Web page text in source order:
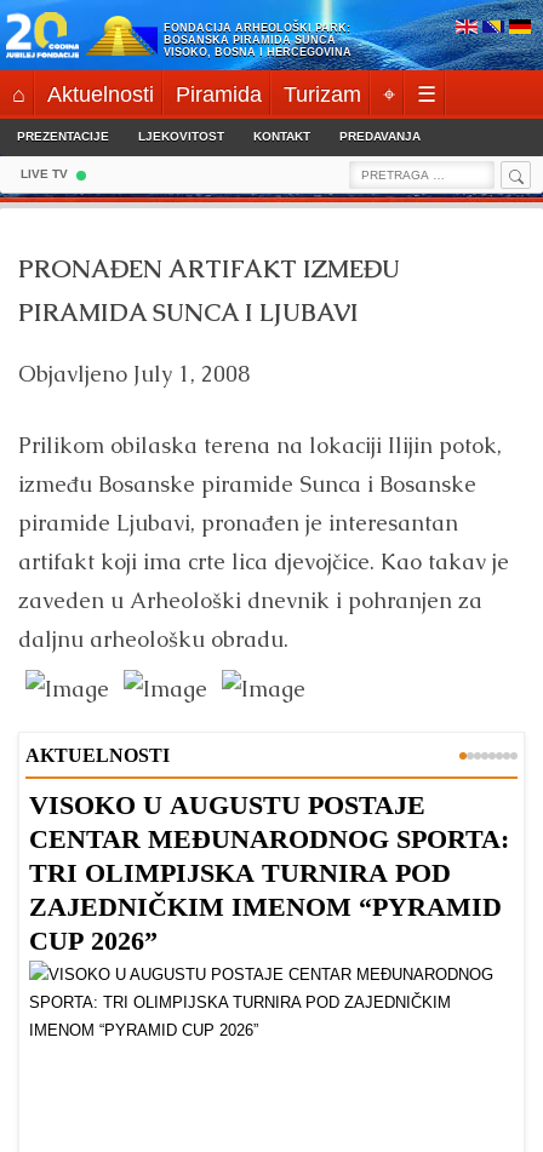
Skip
to
content
FONDACIJA ARHEOLOŠKI PARK:
BOSANSKA PIRAMIDA SUNCA
VISOKO, BOSNA I HERCEGOVINA
⌂ Aktuelnosti Piramida Turizam ⌖ ☰
PREZENTACIJE LJEKOVITOST KONTAKT PREDAVANJA
LIVE TV
Search
for:
PRONAĐEN ARTIFAKT IZMEĐU
PIRAMIDA SUNCA I LJUBAVI
Objavljeno July 1, 2008
Prilikom obilaska terena na lokaciji Ilijin potok,
između Bosanske piramide Sunca i Bosanske
piramide Ljubavi, pronađen je interesantan
artifakt koji ima crte lica djevojčice. Kao takav je
zaveden u Arheološki dnevnik i pohranjen za
daljnu arheološku obradu.
AKTUELNOSTI
VISOKO U AUGUSTU POSTAJE
CENTAR MEĐUNARODNOG SPORTA:
TRI OLIMPIJSKA TURNIRA POD
ZAJEDNIČKIM IMENOM “PYRAMID
CUP 2026”